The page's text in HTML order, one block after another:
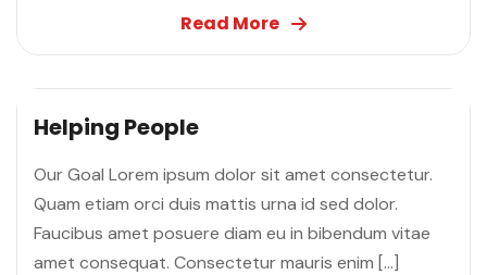
Read More
Helping People
Our Goal Lorem ipsum dolor sit amet consectetur.
Quam etiam orci duis mattis urna id sed dolor.
Faucibus amet posuere diam eu in bibendum vitae
amet consequat. Consectetur mauris enim […]